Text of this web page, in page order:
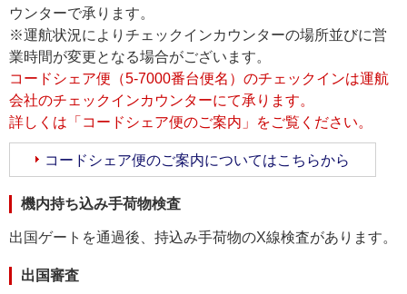
ウンターで承ります。
※運航状況によりチェックインカウンターの場所並びに営
業時間が変更となる場合がございます。
コードシェア便（5-7000番台便名）のチェックインは運航
会社のチェックインカウンターにて承ります。
詳しくは「コードシェア便のご案内」をご覧ください。
コードシェア便のご案内についてはこちらから
機内持ち込み手荷物検査
出国ゲートを通過後、持込み手荷物のX線検査があります。
出国審査